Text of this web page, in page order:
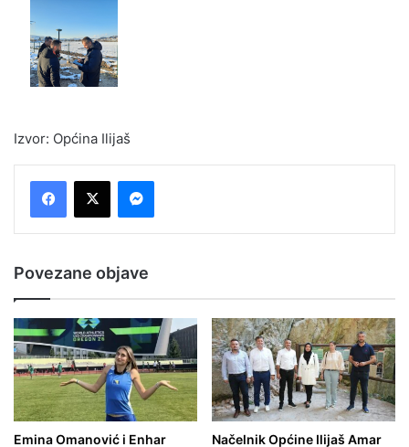
Izvor: Općina Ilijaš
Povezane objave
Emina Omanović i Enhar
Načelnik Općine Ilijaš Amar